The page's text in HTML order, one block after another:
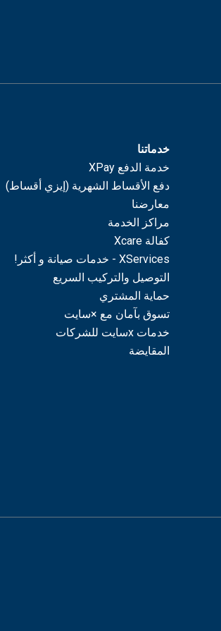
خدماتنا
خدمة الدفع XPay
دفع الأقساط الشهرية (إيزي أقساط)
معارضنا
مراكز الخدمة
كفالة Xcare
XServices - خدمات صيانة و أكثر!
التوصيل والتركيب السريع
حماية المشتري
تسوق بآمان مع ×سايت
خدمات xسايت للشركات
المقايضة